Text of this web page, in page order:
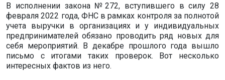
В исполнении закона №272, вступившего в силу 28
февраля 2022 года, ФНС в рамках контроля за полнотой
учета выручки в организациях и у индивидуальных
предпринимателей обязано проводить ряд новых для
себя мероприятий. В декабре прошлого года вышло
письмо с итогами таких проверок. Вот несколько
интересных фактов из него.